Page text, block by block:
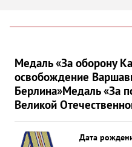
Медаль «За оборону
освобождение
Берлина»Медаль «За
Великой
Дата